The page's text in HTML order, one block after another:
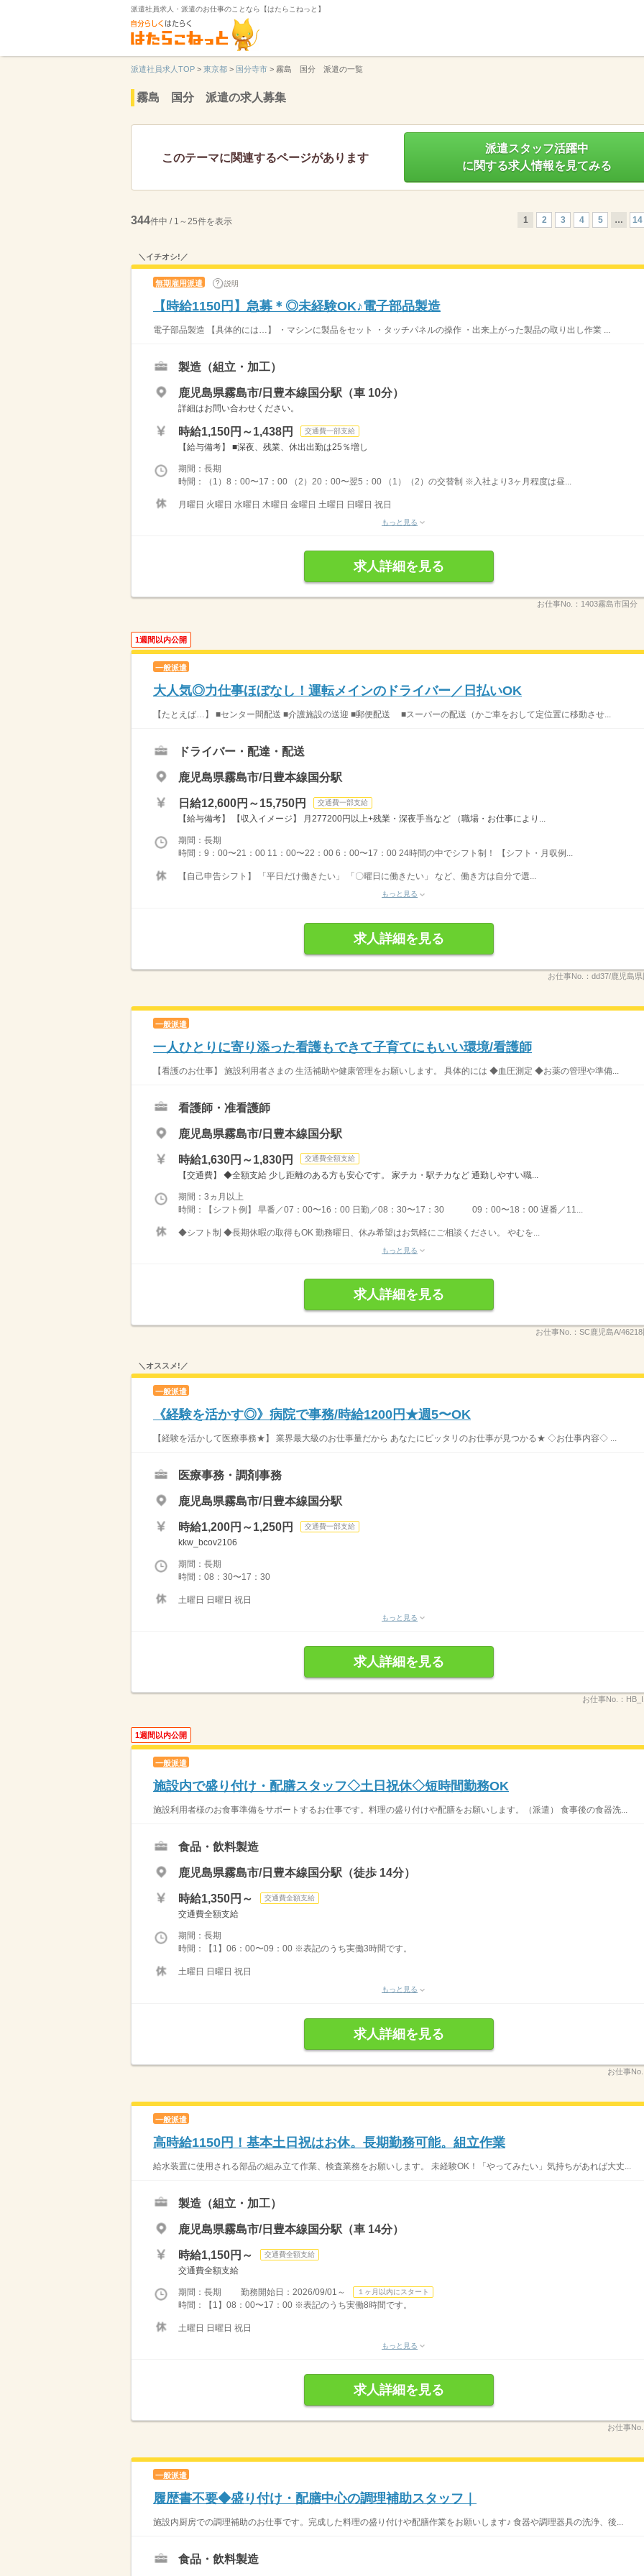
派遣社員求人・派遣のお仕事のことなら【はたらこねっと】
派遣社員求人TOP > 東京都 > 国分寺市 > 霧島 国分 派遣の一覧
霧島 国分 派遣の求人募集
このテーマに関連するページがあります
派遣スタッフ活躍中
に関する求人情報を見てみる
344件中 / 1～25件を表示 1 2 3 4 5 … 14
＼イチオシ!／
無期雇用派遣 説明
【時給1150円】急募＊◎未経験OK♪電子部品製造
電子部品製造 【具体的には…】 ・マシンに製品をセット ・タッチパネルの操作 ・出来上がった製品の取り出し作業 ...
製造（組立・加工）
鹿児島県霧島市/日豊本線国分駅（車 10分）
詳細はお問い合わせください。
時給1,150円～1,438円 交通費一部支給
【給与備考】 ■深夜、残業、休出出勤は25％増し
期間：長期
時間：（1）8：00〜17：00 （2）20：00〜翌5：00 （1）（2）の交替制 ※入社より3ヶ月程度は昼...
月曜日 火曜日 水曜日 木曜日 金曜日 土曜日 日曜日 祝日
もっと見る
求人詳細を見る
お仕事No.： 1403霧島市国分
1週間以内公開
一般派遣
大人気◎力仕事ほぼなし！運転メインのドライバー／日払いOK
【たとえば…】 ■センター間配送 ■介護施設の送迎 ■郵便配送 ■スーパーの配送（かご車をおして定位置に移動させ...
ドライバー・配達・配送
鹿児島県霧島市/日豊本線国分駅
日給12,600円～15,750円 交通費一部支給
【給与備考】 【収入イメージ】 月277200円以上+残業・深夜手当など （職場・お仕事により...
期間：長期
時間：9：00〜21：00 11：00〜22：00 6：00〜17：00 24時間の中でシフト制！ 【シフト・月収例...
【自己申告シフト】 「平日だけ働きたい」 「〇曜日に働きたい」 など、働き方は自分で選...
もっと見る
求人詳細を見る
お仕事No.： dd37/鹿児島
一般派遣
一人ひとりに寄り添った看護もできて子育てにもいい環境/看護師
【看護のお仕事】 施設利用者さまの 生活補助や健康管理をお願いします。 具体的には ◆血圧測定 ◆お薬の管理や準備...
看護師・准看護師
鹿児島県霧島市/日豊本線国分駅
時給1,630円～1,830円 交通費全額支給
【交通費】 ◆全額支給 少し距離のある方も安心です。 家チカ・駅チカなど 通勤しやすい職...
期間：3ヵ月以上
時間：【シフト例】 早番／07：00〜16：00 日勤／08：30〜17：30 09：00〜18：00 遅番／11...
◆シフト制 ◆長期休暇の取得もOK 勤務曜日、休み希望はお気軽にご相談ください。 やむを...
もっと見る
求人詳細を見る
お仕事No.： SC鹿児島A/
＼オススメ!／
一般派遣
《経験を活かす◎》病院で事務/時給1200円★週5〜OK
【経験を活かして医療事務★】 業界最大級のお仕事量だから あなたにピッタリのお仕事が見つかる★ ◇お仕事内容◇ ...
医療事務・調剤事務
鹿児島県霧島市/日豊本線国分駅
時給1,200円～1,250円 交通費一部支給
kkw_bcov2106
期間：長期
時間：08：30〜17：30
土曜日 日曜日 祝日
もっと見る
求人詳細を見る
お仕事No.：
1週間以内公開
一般派遣
施設内で盛り付け・配膳スタッフ◇土日祝休◇短時間勤務OK
施設利用者様のお食事準備をサポートするお仕事です。料理の盛り付けや配膳をお願いします。（派遣） 食事後の食器洗...
食品・飲料製造
鹿児島県霧島市/日豊本線国分駅（徒歩 14分）
時給1,350円～ 交通費全額支給
交通費全額支給
期間：長期
時間：【1】06：00〜09：00 ※表記のうち実働3時間です。
土曜日 日曜日 祝日
もっと見る
求人詳細を見る
お仕事No.
一般派遣
高時給1150円！基本土日祝はお休。長期勤務可能。組立作業
給水装置に使用される部品の組み立て作業、検査業務をお願いします。 未経験OK！「やってみたい」気持ちがあれば大丈...
製造（組立・加工）
鹿児島県霧島市/日豊本線国分駅（車 14分）
時給1,150円～ 交通費全額支給
交通費全額支給
期間：長期 勤務開始日：2026/09/01～ １ヶ月以内にスタート
時間：【1】08：00〜17：00 ※表記のうち実働8時間です。
土曜日 日曜日 祝日
もっと見る
求人詳細を見る
お仕事No.
一般派遣
履歴書不要◆盛り付け・配膳中心の調理補助スタッフ｜
施設内厨房での調理補助のお仕事です。完成した料理の盛り付けや配膳作業をお願いします♪ 食器や調理器具の洗浄、後...
食品・飲料製造